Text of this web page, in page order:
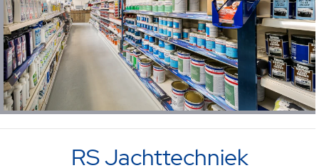
RS Jachttechniek